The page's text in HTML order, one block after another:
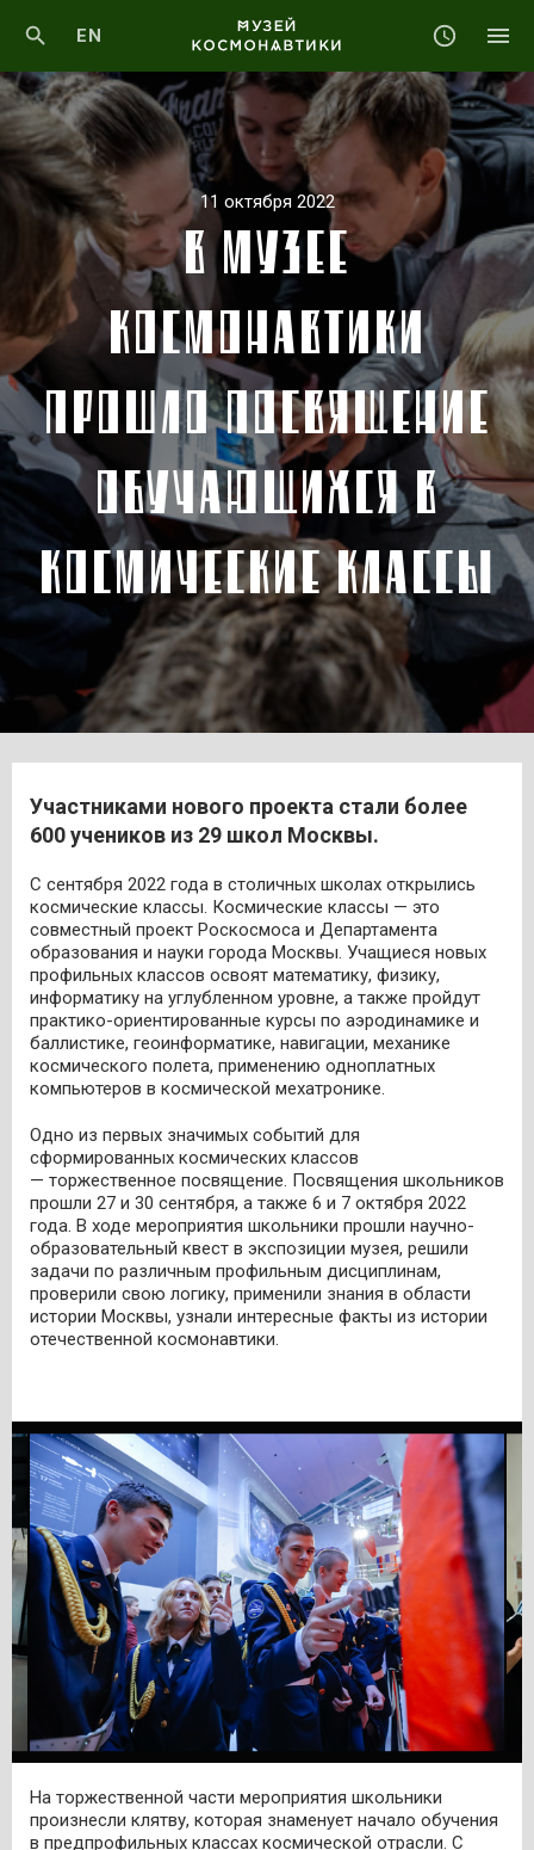
EN
11 октября 2022
В МУЗЕЕ
КОСМОНАВТИКИ
ПРОШЛО ПОСВЯЩЕНИЕ
ОБУЧАЮЩИХСЯ В
КОСМИЧЕСКИЕ КЛАССЫ
Участниками нового проекта стали более
600 учеников из 29 школ Москвы.
С сентября 2022 года в столичных школах открылись
космические классы. Космические классы — это
совместный проект Роскосмоса и Департамента
образования и науки города Москвы. Учащиеся новых
профильных классов освоят математику, физику,
информатику на углубленном уровне, а также пройдут
практико-ориентированные курсы по аэродинамике и
баллистике, геоинформатике, навигации, механике
космического полета, применению одноплатных
компьютеров в космической мехатронике.
Одно из первых значимых событий для
сформированных космических классов
— торжественное посвящение. Посвящения школьников
прошли 27 и 30 сентября, а также 6 и 7 октября 2022
года. В ходе мероприятия школьники прошли научно-
образовательный квест в экспозиции музея, решили
задачи по различным профильным дисциплинам,
проверили свою логику, применили знания в области
истории Москвы, узнали интересные факты из истории
отечественной космонавтики.
На торжественной части мероприятия школьники
произнесли клятву, которая знаменует начало обучения
в предпрофильных классах космической отрасли. С